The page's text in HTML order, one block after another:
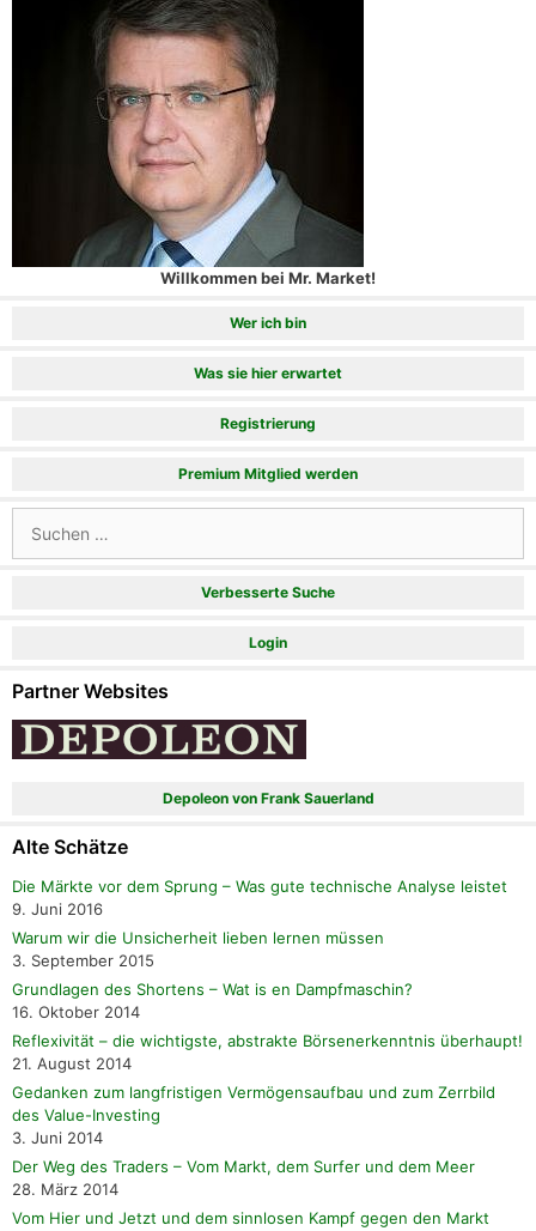
Willkommen bei Mr. Market!
Wer ich bin
Was sie hier erwartet
Registrierung
Premium Mitglied werden
nach:
Verbesserte Suche
Login
Partner Websites
Depoleon von Frank Sauerland
Alte Schätze
Die Märkte vor dem Sprung – Was gute technische Analyse leistet
9. Juni 2016
Warum wir die Unsicherheit lieben lernen müssen
3. September 2015
Grundlagen des Shortens – Wat is en Dampfmaschin?
16. Oktober 2014
Reflexivität – die wichtigste, abstrakte Börsenerkenntnis überhaupt!
21. August 2014
Gedanken zum langfristigen Vermögensaufbau und zum Zerrbild
des Value-Investing
3. Juni 2014
Der Weg des Traders – Vom Markt, dem Surfer und dem Meer
28. März 2014
Vom Hier und Jetzt und dem sinnlosen Kampf gegen den Markt